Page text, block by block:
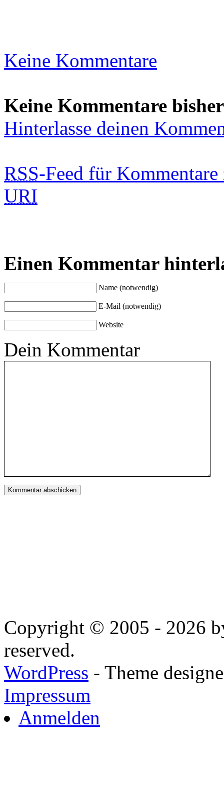
Keine Kommentare
Keine Kommentare bisher
Hinterlasse deinen
RSS-Feed für
URI
Einen Kommentar
Name (notwendig)
E-Mail (notwendig)
Website
Dein Kommentar
Copyright © 2005 - 2026
reserved.
WordPress - Theme
Impressum
Anmelden